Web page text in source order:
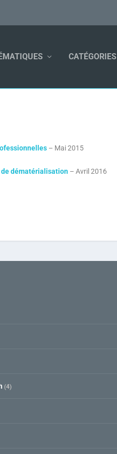
CATÉGORIES
– Mai 2015
de dématérialisation – Avril 2016
(4)